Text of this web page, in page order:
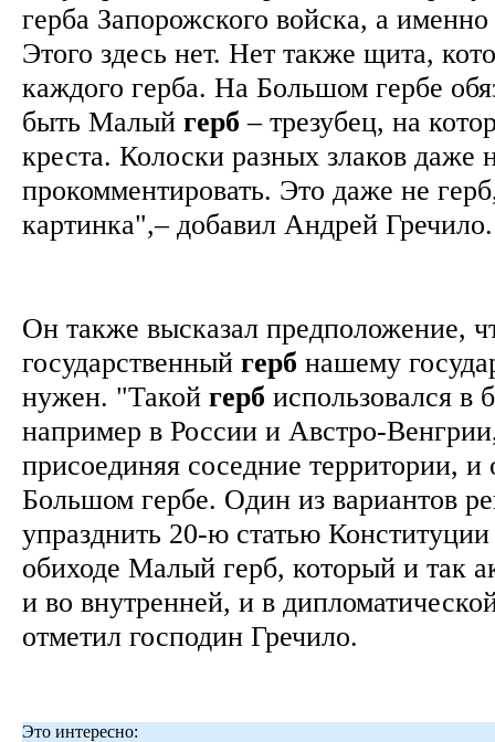
герба Запорожского войска, а
Этого здесь нет. Нет также щита,
каждого герба. На Большом гербе
быть Малый герб – трезубец, на
креста. Колоски разных злаков даже
прокомментировать. Это даже не
картинка",– добавил Андрей
Он также высказал предположение,
государственный герб нашему
нужен. "Такой герб использовался в
например в России и Австро-
присоединяя соседние территории, и
Большом гербе. Один из вариантов
упразднить 20-ю статью Конституции
обиходе Малый герб, который и так
и во внутренней, и в
отметил господин Гречило.
Это интересно: